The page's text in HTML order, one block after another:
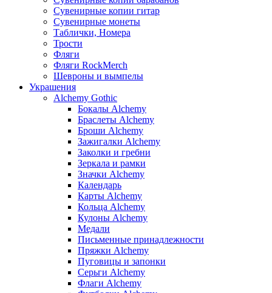
Сувенирные копии гитар
Сувенирные монеты
Таблички, Номера
Трости
Фляги
Фляги RockMerch
Шевроны и вымпелы
Украшения
Alchemy Gothic
Бокалы Alchemy
Браслеты Alchemy
Броши Alchemy
Зажигалки Alchemy
Заколки и гребни
Зеркала и рамки
Значки Alchemy
Календарь
Карты Alchemy
Кольца Alchemy
Кулоны Alchemy
Медали
Письменные принадлежности
Пряжки Alchemy
Пуговицы и запонки
Серьги Alchemy
Флаги Alchemy